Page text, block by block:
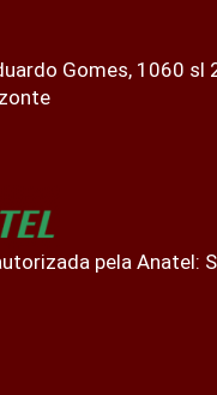
Gomes, 1060 sl
pela Anatel: